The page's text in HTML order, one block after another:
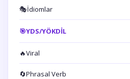
🎭İdiomlar
🎯YDS/YÖKDİL
🔥Viral
🔄Phrasal Verb